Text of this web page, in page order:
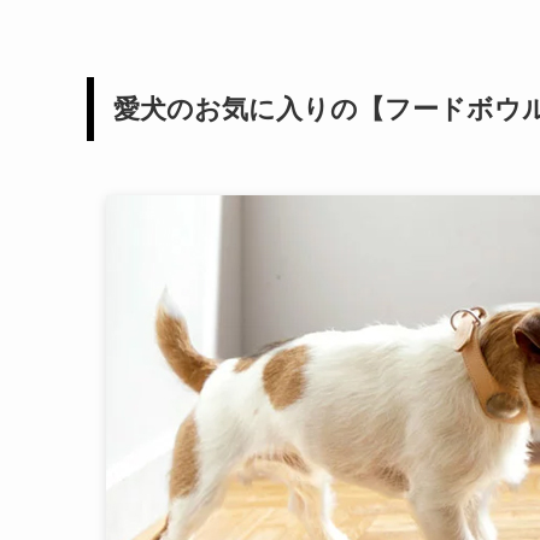
愛犬のお気に入りの【フードボウ